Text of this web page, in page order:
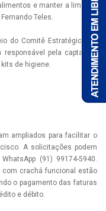
e manter a limpeza
Teles.
do Comitê Estratégico de
responsável pela captação,
de higiene.
ampliados para facilitar o
A solicitações podem
(91) 99174-5940.
com crachá funcional estão
o pagamento das faturas
e débito.